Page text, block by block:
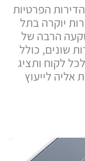
הפרטיות
יוקרה בתל
הרבה של
שונים, כולל
לקוח ותציג
אליה לייעוץ